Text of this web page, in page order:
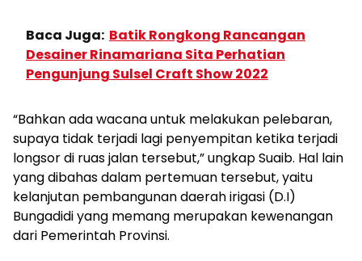
Baca Juga: Batik Rongkong Rancangan
Desainer Rinamariana Sita Perhatian
Pengunjung Sulsel Craft Show 2022
“Bahkan ada wacana untuk melakukan pelebaran,
supaya tidak terjadi lagi penyempitan ketika terjadi
longsor di ruas jalan tersebut,” ungkap Suaib. Hal lain
yang dibahas dalam pertemuan tersebut, yaitu
kelanjutan pembangunan daerah irigasi (D.I)
Bungadidi yang memang merupakan kewenangan
dari Pemerintah Provinsi.